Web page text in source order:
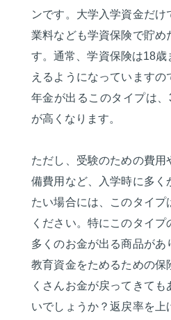
ンです。大学入学資金だ
業料なども学資保険で貯
す。通常、学資保険は18
えるようになっています
年金が出るこのタイプは
が高くなります。
ただし、受験のための費
備費用など、入学時に多く
たい場合には、このタイ
ください。特にこのタイ
多くのお金が出る商品が
教育資金をためるための保
くさんお金が戻ってきて
いでしょうか？返戻率を